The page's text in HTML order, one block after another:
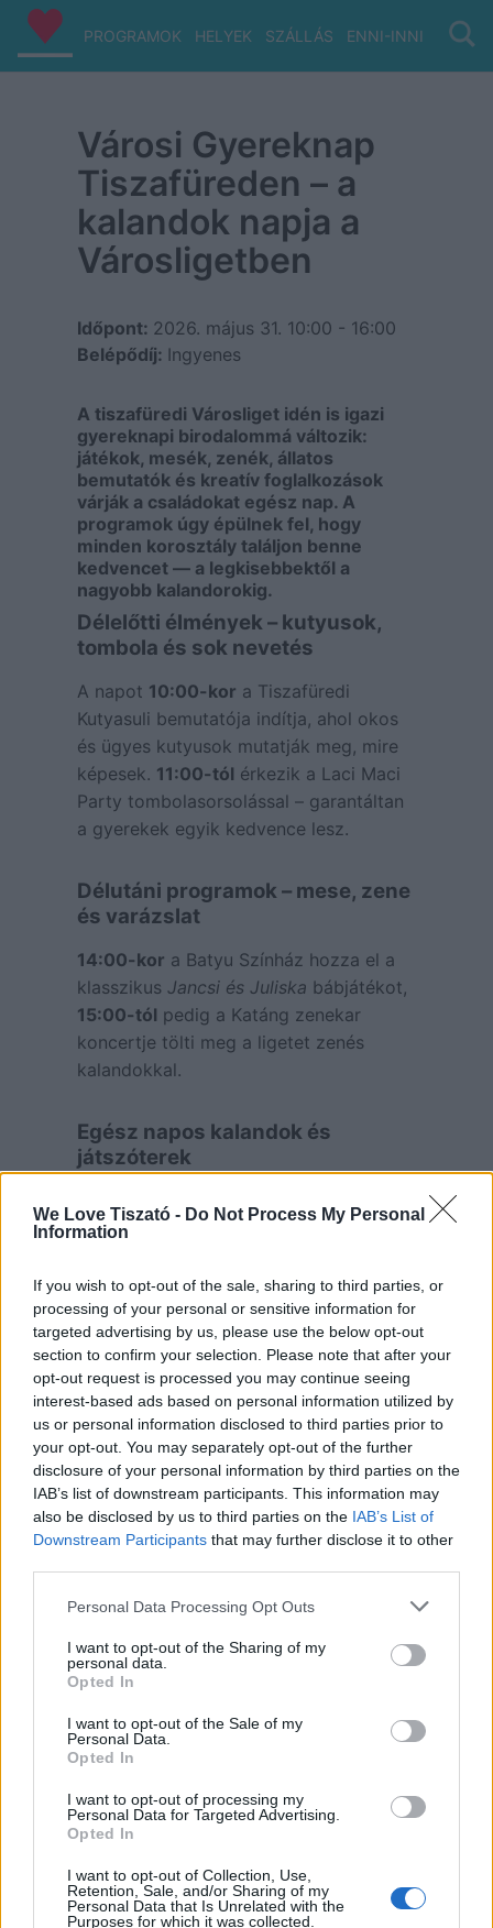
We Love Tiszató - Do Not Process My Personal
Information
If you wish to opt-out of the sale, sharing to third parties, or
processing of your personal or sensitive information for
targeted advertising by us, please use the below opt-out
section to confirm your selection. Please note that after your
opt-out request is processed you may continue seeing
interest-based ads based on personal information utilized by
us or personal information disclosed to third parties prior to
your opt-out. You may separately opt-out of the further
disclosure of your personal information by third parties on the
IAB’s list of downstream participants. This information may
also be disclosed by us to third parties on the IAB’s List of
Downstream Participants that may further disclose it to other
Personal Data Processing Opt Outs
I want to opt-out of the Sharing of my
personal data.
Opted In
I want to opt-out of the Sale of my
Personal Data.
Opted In
I want to opt-out of processing my
Personal Data for Targeted Advertising.
Opted In
I want to opt-out of Collection, Use,
Retention, Sale, and/or Sharing of my
Personal Data that Is Unrelated with the
Purposes for which it was collected.
PROGRAMOK HELYEK SZÁLLÁS ENNI-INNI VIZ/
Városi Gyereknap
Tiszafüreden – a
kalandok napja a
Városligetben
Időpont: 2026. május 31. 10:00 - 16:00
Belépődíj: Ingyenes
A tiszafüredi Városliget idén is igazi
gyereknapi birodalommá változik:
játékok, mesék, zenék, állatos
bemutatók és kreatív foglalkozások
várják a családokat egész nap. A
programok úgy épülnek fel, hogy
minden korosztály találjon benne
kedvencet — a legkisebbektől a
nagyobb kalandorokig.
Délelőtti élmények – kutyusok,
tombola és sok nevetés
A napot 10:00-kor a Tiszafüredi
Kutyasuli bemutatója indítja, ahol okos
és ügyes kutyusok mutatják meg, mire
képesek. 11:00-tól érkezik a Laci Maci
Party tombolasorsolással – garantáltan
a gyerekek egyik kedvence lesz.
Délutáni programok – mese, zene
és varázslat
14:00-kor a Batyu Színház hozza el a
klasszikus Jancsi és Juliska bábjátékot,
15:00-tól pedig a Katáng zenekar
koncertje tölti meg a ligetet zenés
kalandokkal.
Egész napos kalandok és
játszóterek
A Városligetben egész nap színes
programok várják a gyerekeket:
Cikk Cakk Varróda, Dizájn-Drazsé
gyöngyfűzés
Könyvkuckó mesebirodaloma
Városi Könyvtár jóvoltából
Robot Robi és rendőrautó-
bemutatóa Tiszafüredi
Rendőrkapitányságtól
Természetismereti játékoka
Hortobágyi Nemzeti Park
szakembereivel
Sebtapasz Suli és maci-
ambulanciaa Magyar
Varázslatos hajfonatoka
SzerStyle Hajszalontól